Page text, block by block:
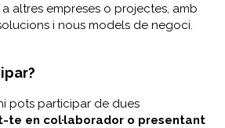
altres empreses o projectes, amb
i nous models de negoci.
pots participar de dues
te en col·laborador o presentant